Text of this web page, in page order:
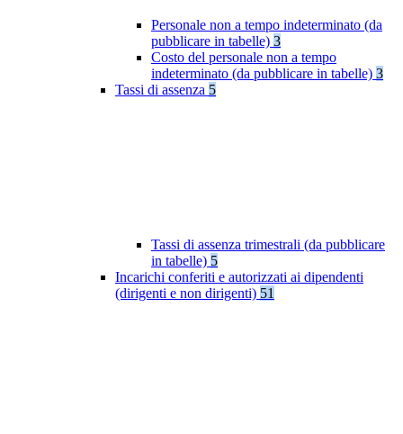
Personale non a tempo indeterminato (da
pubblicare in tabelle) 3
Costo del personale non a tempo
indeterminato (da pubblicare in tabelle) 3
Tassi di assenza 5
Tassi di assenza trimestrali (da pubblicare
in tabelle) 5
Incarichi conferiti e autorizzati ai dipendenti
(dirigenti e non dirigenti) 51